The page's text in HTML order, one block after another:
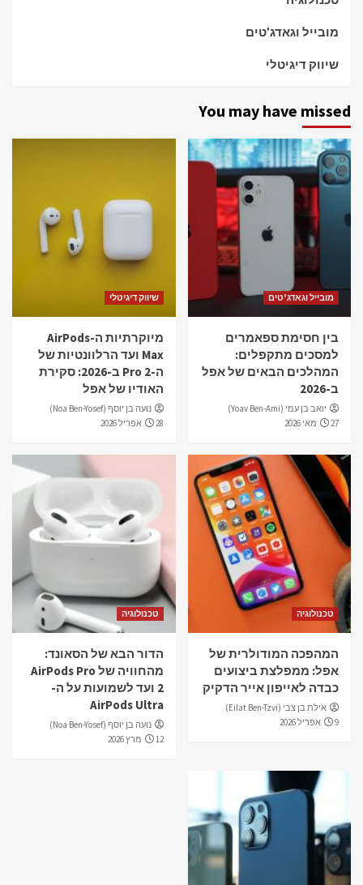
מובייל וגאדג'טים
שיווק דיגיטלי
You may have missed
מובייל וגאדג'טים
בין חסימת ספאמרים
למסכים מתקפלים:
המהלכים הבאים של אפל
ב-2026
יואב בן עמי (Yoav Ben-Ami)
27 מאי 2026
שיווק דיגיטלי
מיוקרתיות ה-AirPods
Max ועד הרלוונטיות של
ה-Pro 2 ב-2026: סקירת
האודיו של אפל
נועה בן יוסף (Noa Ben-Yosef)
28 אפריל 2026
טכנולוגיה
המהפכה המודולרית של
אפל: ממפלצת ביצועים
כבדה לאייפון אייר הדקיק
אילת בן צבי (Eilat Ben-Tzvi)
9 אפריל 2026
טכנולוגיה
הדור הבא של הסאונד:
מהחוויה של AirPods Pro
2 ועד לשמועות על ה-
AirPods Ultra
נועה בן יוסף (Noa Ben-Yosef)
12 מרץ 2026